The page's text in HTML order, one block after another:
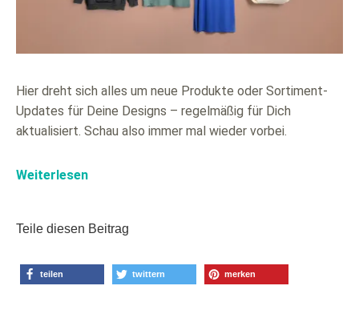
Hier dreht sich alles um neue Produkte oder Sortiment-
Updates für Deine Designs – regelmäßig für Dich
aktualisiert. Schau also immer mal wieder vorbei.
Weiterlesen
Teile diesen Beitrag
teilen twittern merken